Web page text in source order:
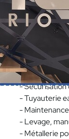
Experts des
solutions
-
- Tuyauterie
-
- Levage,
- Métallerie